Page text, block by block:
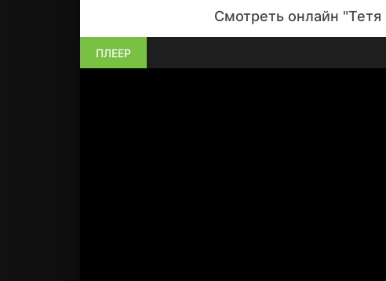
Смотреть онлайн
ПЛЕЕР